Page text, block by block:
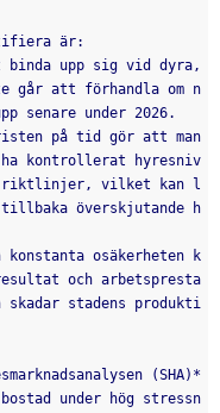
är:
binda upp sig vid dyra,
går att förhandla om n
senare under 2026.
på tid gör att man
kontrollerat hyresniv
riktlinjer, vilket kan l
överskjutande h
osäkerheten k
och arbetspresta
stadens produkti
(SHA)*
under hög stressn